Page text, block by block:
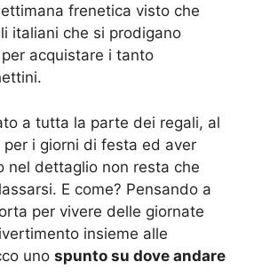
frenetica visto che
italiani che si prodigano
per acquistare i tanto
a tutta la parte dei regali, al
per i giorni di festa ed aver
nel dettaglio non resta che
E come? Pensando a
per vivere delle giornate
insieme alle
uno spunto su dove andare